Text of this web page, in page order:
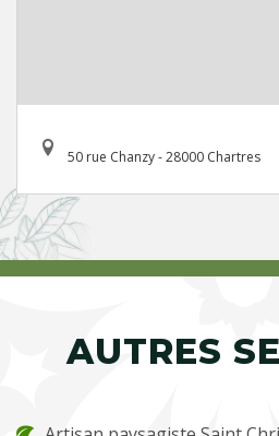
50 rue Chanzy - 28000 Chartres
AUTRES